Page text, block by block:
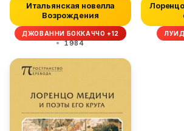
Итальянская новелла
Возрождения
ДЖОВАННИ БОККАЧЧО +12
1984